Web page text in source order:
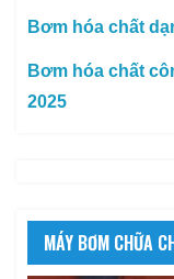
Bơm hóa chất
Bơm hóa chất
2025
MÁY BƠM CHỮA